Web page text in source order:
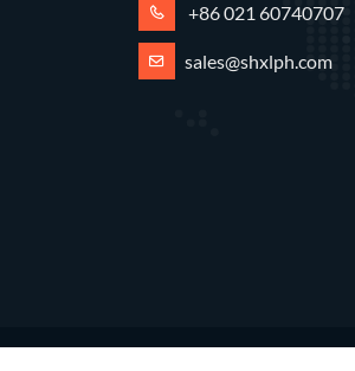
+86 021 60740707
sales@shxlph.com